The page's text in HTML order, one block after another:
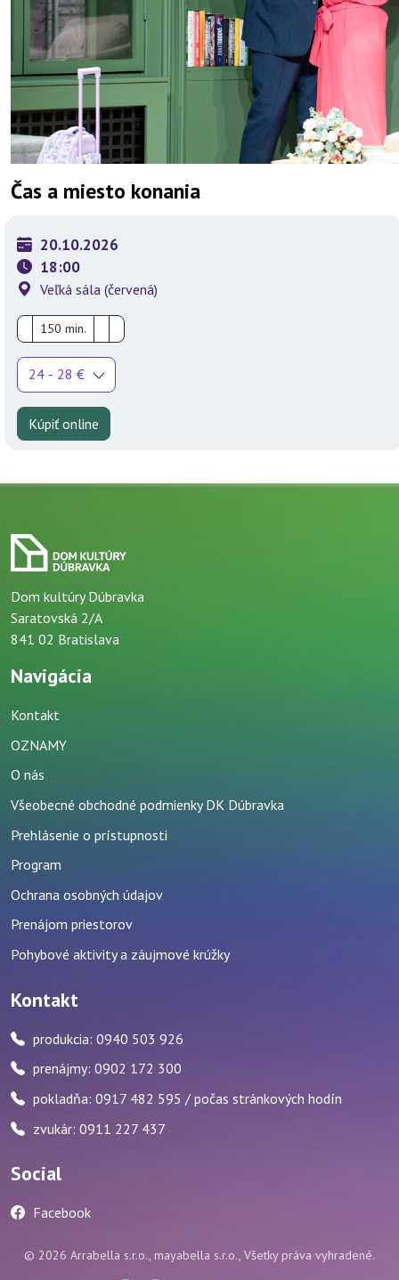
Čas a miesto konania
20.10.2026
18:00
Veľká sála (červená)
150 min.
24 - 28 €
Kúpiť online
Dom kultúry Dúbravka
Saratovská 2/A
841 02 Bratislava
Navigácia
Kontakt
OZNAMY
O nás
Všeobecné obchodné podmienky DK Dúbravka
Prehlásenie o prístupnosti
Program
Ochrana osobných údajov
Prenájom priestorov
Pohybové aktivity a záujmové krúžky
Kontakt
produkcia: 0940 503 926
prenájmy: 0902 172 300
pokladňa: 0917 482 595 / počas stránkových hodín
zvukár: 0911 227 437
Social
Facebook
© 2026 Arrabella s.r.o., mayabella s.r.o., Všetky práva vyhradené.